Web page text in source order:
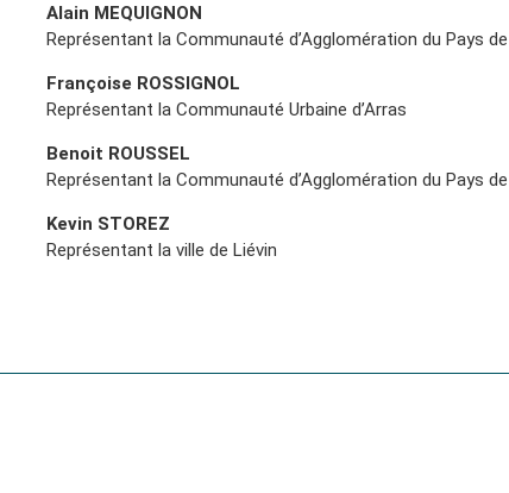
Alain MEQUIGNON
Représentant la Communauté d’Agglomération du Pays
Françoise ROSSIGNOL
Représentant la Communauté Urbaine d’Arras
Benoit ROUSSEL
Représentant la Communauté d’Agglomération du Pays
Kevin STOREZ
Représentant la ville de Liévin